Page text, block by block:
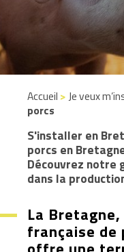
Accueil >Je veux
porcs
S'installer en
porcs en
Découvrez notre
dans la
La
française de